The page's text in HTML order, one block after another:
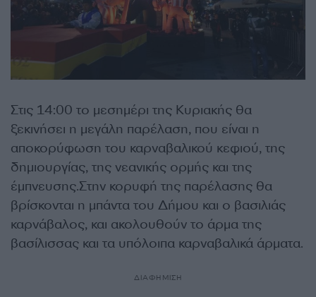
Στις 14:00 το μεσημέρι της Κυριακής θα
ξεκινήσει η μεγάλη παρέλαση, που είναι η
αποκορύφωση του καρναβαλικού κεφιού, της
δημιουργίας, της νεανικής ορμής και της
έμπνευσης.Στην κορυφή της παρέλασης θα
βρίσκονται η μπάντα του Δήμου και ο βασιλιάς
καρνάβαλος, και ακολουθούν το άρμα της
βασίλισσας και τα υπόλοιπα καρναβαλικά άρματα.
ΔΙΑΦΗΜΙΣΗ